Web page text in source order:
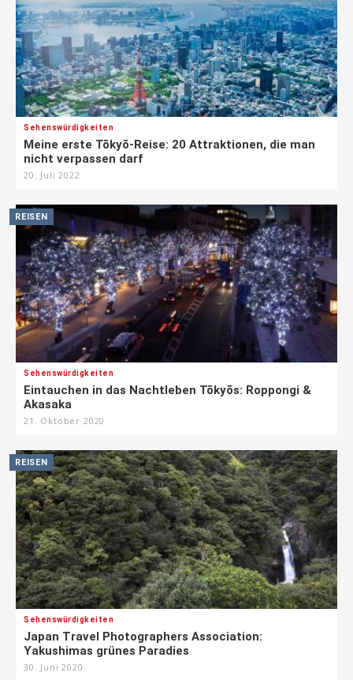
Sehenswürdigkeiten
Meine erste Tōkyō-Reise: 20 Attraktionen, die man
nicht verpassen darf
20. Juli 2022
REISEN
Sehenswürdigkeiten
Eintauchen in das Nachtleben Tōkyōs: Roppongi &
Akasaka
21. Oktober 2020
REISEN
Sehenswürdigkeiten
Japan Travel Photographers Association:
Yakushimas grünes Paradies
30. Juni 2020